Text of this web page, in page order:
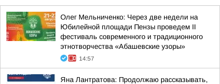
Олег Мельниченко: Через две недели на
Юбилейной площади Пензы проведем II
фестиваль современного и традиционного
этнотворчества «Абашевские узоры»
14:57
Яна Лантратова: Продолжаю рассказывать,